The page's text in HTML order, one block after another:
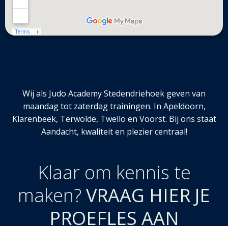
Wij als Judo Academy Stedendriehoek geven van
maandag tot zaterdag trainingen. In Apeldoorn,
Klarenbeek, Terwolde, Twello en Voorst. Bij ons staat
Aandacht, kwaliteit en plezier centraal!
Klaar om kennis te
maken? VRAAG HIER JE
PROEFLES AAN